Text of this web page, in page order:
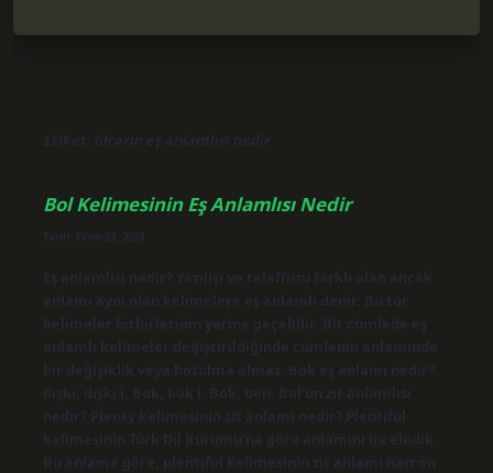
Etiket: İdrarın eş anlamlısı nedir
Bol Kelimesinin Eş Anlamlısı Nedir
Tarih: Ekim 23, 2024
Eş anlamlısı nedir? Yazılışı ve telaffuzu farklı olan ancak
anlamı aynı olan kelimelere eş anlamlı denir. Bu tür
kelimeler birbirlerinin yerine geçebilir. Bir cümlede eş
anlamlı kelimeler değiştirildiğinde cümlenin anlamında
bir değişiklik veya bozulma olmaz. Bok eş anlamı nedir?
dışkı, dışkı i. Bok, bok i. Bok, ben. Bol’un zıt anlamlısı
nedir? Plenty kelimesinin zıt anlamı nedir? Plentiful
kelimesinin Türk Dil Kurumu’na göre anlamını inceledik.
Bu anlama göre, plentiful kelimesinin zıt anlamı narrow